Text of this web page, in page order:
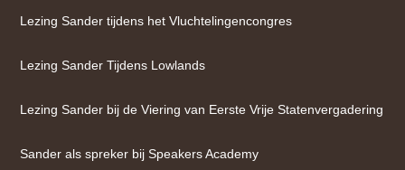
Lezing Sander tijdens het Vluchtelingencongres
Lezing Sander Tijdens Lowlands
Lezing Sander bij de Viering van Eerste Vrije Statenvergadering
Sander als spreker bij Speakers Academy